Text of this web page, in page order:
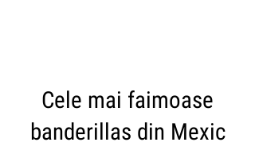
Cele mai faimoase
banderillas din Mexic